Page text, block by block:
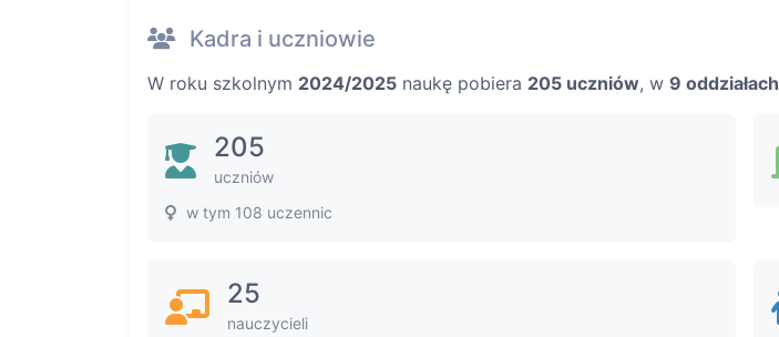
Kadra i uczniowie
W roku szkolnym 2024/2025 naukę pobiera 205 uczniów, w 9 oddziałach
205
uczniów
w tym 108 uczennic
25
nauczycieli